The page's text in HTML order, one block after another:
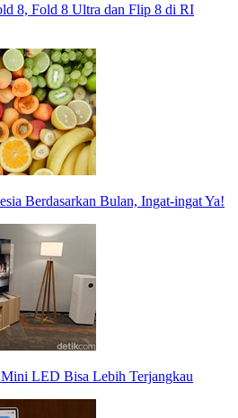
8, Fold 8 Ultra dan Flip 8 di RI
Berdasarkan Bulan, Ingat-ingat Ya!
LED Bisa Lebih Terjangkau